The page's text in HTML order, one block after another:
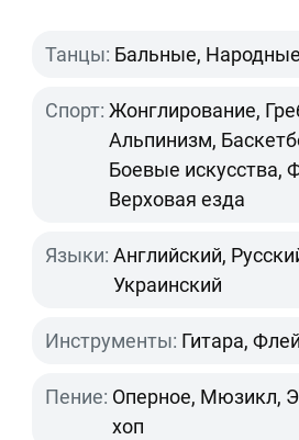
Танцы: Бальные,
Спорт: Жонглирование,
Альпинизм,
Боевые искусства,
Верховая езда
Языки: Английский,
Украинский
Инструменты: Гитара,
Пение: Оперное, Мюзикл,
хоп